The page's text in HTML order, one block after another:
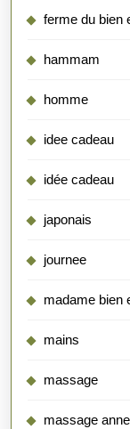
ferme du bien
hammam
homme
idee cadeau
idée cadeau
japonais
journee
madame bien
mains
massage
massage